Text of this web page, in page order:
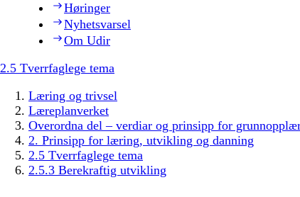
Høringer
Nyhetsvarsel
Om Udir
2.5 Tverrfaglege tema
Læring og trivsel
Læreplanverket
Overordna del – verdiar og prinsipp for
2. Prinsipp for læring, utvikling og danning
2.5 Tverrfaglege tema
2.5.3 Berekraftig utvikling